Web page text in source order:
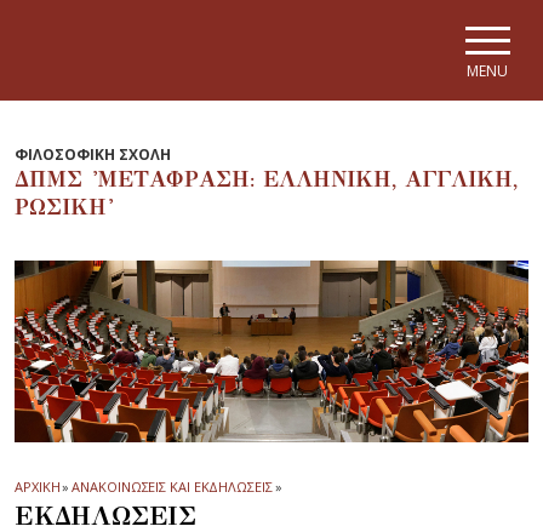
MENU
ΦΙΛΟΣΟΦΙΚΗ ΣΧΟΛΗ
ΔΠΜΣ 'ΜΕΤΑΦΡΑΣΗ: ΕΛΛΗΝΙΚΗ, ΑΓΓΛΙΚΗ,
ΡΩΣΙΚΗ'
ΑΡΧΙΚΗ» ΑΝΑΚΟΙΝΩΣΕΙΣ ΚΑΙ ΕΚΔΗΛΩΣΕΙΣ»
ΕΚΔΗΛΩΣΕΙΣ